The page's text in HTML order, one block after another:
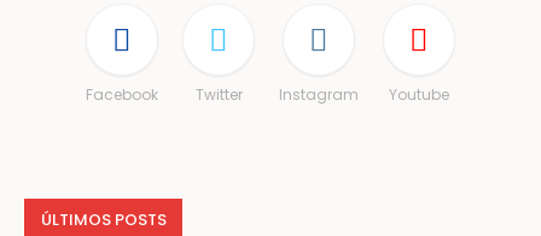
Facebook Twitter Instagram Youtube
ÚLTIMOS POSTS